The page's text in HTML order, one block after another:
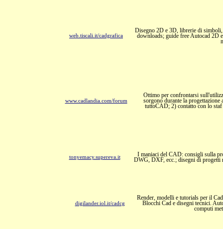
web.tiscali.it/cadgrafica
Disegno 2D e 3D, librerie di
downloads; guide free Autocad 2D
www.cadlandia.com/forum
Ottimo per confrontarsi
sorgono durante la progettazione
tuttoCAD; 2) contatto con lo
tonyemacy.supereva.it I maniaci del CAD: consigli sulla
DWG, DXF, ecc.; disegni di
digilander.iol.it/cadcg
Render, modelli e tutorials per il
Blocchi Cad e disegni tecnici.
computi